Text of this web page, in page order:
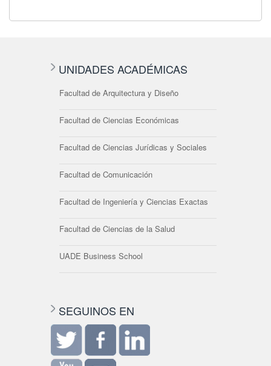
UNIDADES ACADÉMICAS
Facultad de Arquitectura y Diseño
Facultad de Ciencias Económicas
Facultad de Ciencias Jurídicas y Sociales
Facultad de Comunicación
Facultad de Ingeniería y Ciencias Exactas
Facultad de Ciencias de la Salud
UADE Business School
SEGUINOS EN